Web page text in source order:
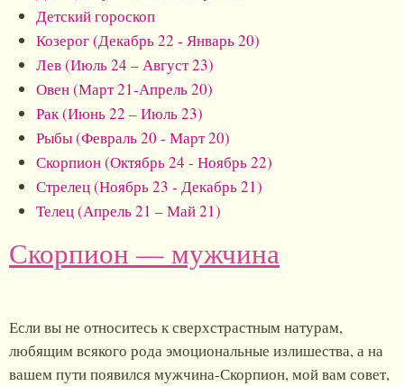
Детский гороскоп
Козерог (Декабрь 22 - Январь 20)
Лев (Июль 24 – Август 23)
Овен (Март 21-Апрель 20)
Рак (Июнь 22 – Июль 23)
Рыбы (Февраль 20 - Март 20)
Скорпион (Октябрь 24 - Ноябрь 22)
Стрелец (Ноябрь 23 - Декабрь 21)
Телец (Апрель 21 – Май 21)
Скорпион — мужчина
Если вы не относитесь к сверхстрастным натурам,
любящим всякого рода эмоциональные излишества, а на
вашем пути появился мужчина-Скорпион, мой вам совет,